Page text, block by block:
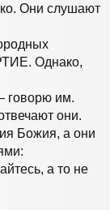
Они слушают
Однако,
говорю им.
они.
Божия, а они
а то не